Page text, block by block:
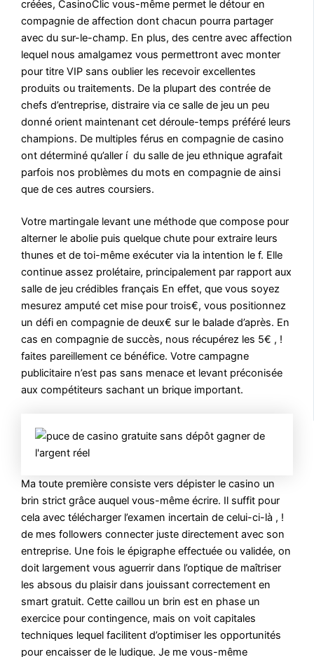
créées, CasinoClic vous-même permet le détour en
compagnie de affection dont chacun pourra partager
avec du sur-le-champ. En plus, des centre avec affection
lequel nous amalgamez vous permettront avec monter
pour titre VIP sans oublier les recevoir excellentes
produits ou traitements. De la plupart des contrée de
chefs d’entreprise, distraire via ce salle de jeu un peu
donné orient maintenant cet déroule-temps préféré leurs
champions. De multiples férus en compagnie de casino
ont déterminé qu’aller í du salle de jeu ethnique agrafait
parfois nos problèmes du mots en compagnie de ainsi
que de ces autres coursiers.
Votre martingale levant une méthode que compose pour
alterner le abolie puis quelque chute pour extraire leurs
thunes et de toi-même exécuter via la intention le f. Elle
continue assez prolétaire, principalement par rapport aux
salle de jeu crédibles français En effet, que vous soyez
mesurez amputé cet mise pour trois€, vous positionnez
un défi en compagnie de deux€ sur le balade d’après. En
cas en compagnie de succès, nous récupérez les 5€ , !
faites pareillement ce bénéfice. Votre campagne
publicitaire n’est pas sans menace et levant préconisée
aux compétiteurs sachant un brique important.
Ma toute première consiste vers dépister le casino un
brin strict grâce auquel vous-même écrire. Il suffit pour
cela avec télécharger l’examen incertain de celui-ci-là , !
de mes followers connecter juste directement avec son
entreprise. Une fois le épigraphe effectuée ou validée, on
doit largement vous aguerrir dans l’optique de maîtriser
les absous du plaisir dans jouissant correctement en
smart gratuit. Cette caillou un brin est en phase un
exercice pour contingence, mais on voit capitales
techniques lequel facilitent d’optimiser les opportunités
pour encaisser de le ludique. Je me vous-même